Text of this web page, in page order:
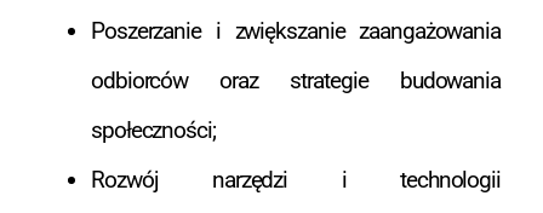
Poszerzanie i zwiększanie zaangażowania
odbiorców oraz strategie budowania
społeczności;
Rozwój narzędzi i technologii